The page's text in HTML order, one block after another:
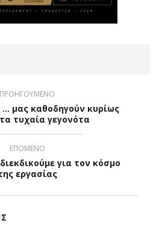
ΠΡΟΗΓΟΥΜΕΝΟ
μας καθοδηγούν κυρίως
τυχαία γεγονότα
ΕΠΟΜΕΝΟ
για τον κόσμο
εργασίας